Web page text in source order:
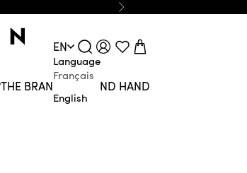
Next
THE BRAND SECOND HAND
EN
Language
Français
English
Search
Login Cart